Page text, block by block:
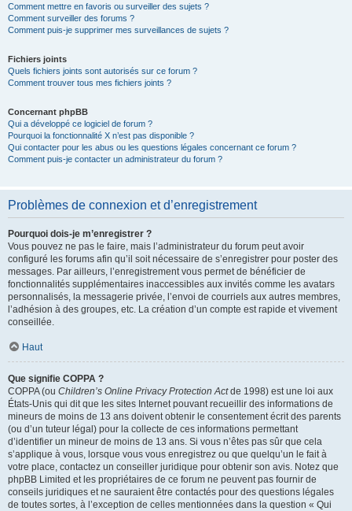
Comment mettre en favoris ou surveiller des sujets ?
Comment surveiller des forums ?
Comment puis-je supprimer mes surveillances de sujets ?
Fichiers joints
Quels fichiers joints sont autorisés sur ce forum ?
Comment trouver tous mes fichiers joints ?
Concernant phpBB
Qui a développé ce logiciel de forum ?
Pourquoi la fonctionnalité X n’est pas disponible ?
Qui contacter pour les abus ou les questions légales concernant ce forum ?
Comment puis-je contacter un administrateur du forum ?
Problèmes de connexion et d’enregistrement
Pourquoi dois-je m’enregistrer ?
Vous pouvez ne pas le faire, mais l’administrateur du forum peut avoir
configuré les forums afin qu’il soit nécessaire de s’enregistrer pour poster des
messages. Par ailleurs, l’enregistrement vous permet de bénéficier de
fonctionnalités supplémentaires inaccessibles aux invités comme les avatars
personnalisés, la messagerie privée, l’envoi de courriels aux autres membres,
l’adhésion à des groupes, etc. La création d’un compte est rapide et vivement
conseillée.
Haut
Que signifie COPPA ?
COPPA (ou Children’s Online Privacy Protection Actde 1998) est une loi aux
États-Unis qui dit que les sites Internet pouvant recueillir des informations de
mineurs de moins de 13 ans doivent obtenir le consentement écrit des parents
(ou d’un tuteur légal) pour la collecte de ces informations permettant
d’identifier un mineur de moins de 13 ans. Si vous n’êtes pas sûr que cela
s’applique à vous, lorsque vous vous enregistrez ou que quelqu’un le fait à
votre place, contactez un conseiller juridique pour obtenir son avis. Notez que
phpBB Limited et les propriétaires de ce forum ne peuvent pas fournir de
conseils juridiques et ne sauraient être contactés pour des questions légales
de toutes sortes, à l’exception de celles mentionnées dans la question « Qui